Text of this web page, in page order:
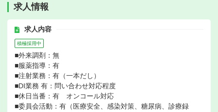
求人情報
求人内容
積極採用中
■外来調剤：無
■服薬指導：有
■注射業務：有（一本だし）
■DI業務 有：問い合わせ対応程度
■休日当番：有 オンコール対応
■委員会活動：有（医療安全、感染対策、糖尿病、診療録